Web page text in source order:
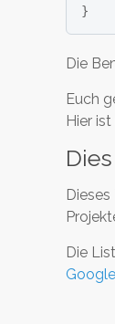
}
Die
Euch
Hier
Die